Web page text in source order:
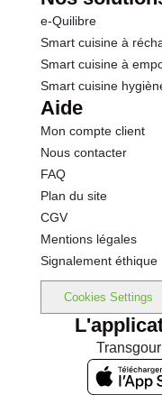
gamme salée ? Chausson au
ou encore croissant au
e-Quilibre
Smart cuisine à
Smart cuisine à
Smart cuisine
Aide
Mon compte client
Nous contacter
FAQ
Plan du site
CGV
Mentions légales
Signalement éthique
Cookies Settings